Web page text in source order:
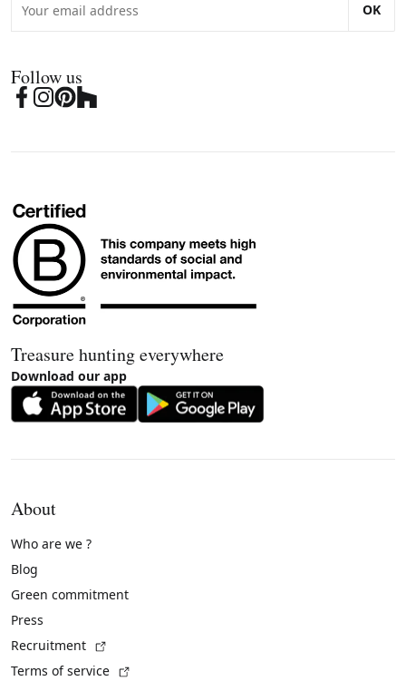
OK
Follow us
Treasure hunting everywhere
Download our app
About
Who are we ?
Blog
Green commitment
Press
Recruitment
Terms of service